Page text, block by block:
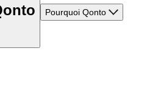
Pourquoi Qonto